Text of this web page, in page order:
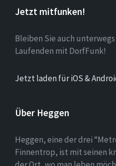
Jetzt mitfunken!
Bleiben Sie auch
Laufenden mit DorfFunk!
Jetzt laden für iOS &
Über Heggen
Heggen, eine der drei
Finnentrop, ist mit seinen